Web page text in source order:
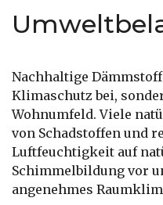
Nachhaltige
Klimaschutz bei,
Wohnumfeld. Viele
von Schadstoffen und
Luftfeuchtigkeit auf
Schimmelbildung vor
angenehmes